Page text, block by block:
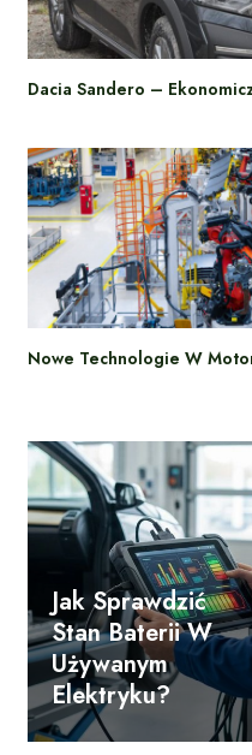
Dacia Sandero –
Nowe Technologie W
Jak Sprawdzić
Stan Baterii W
Używanym
Elektryku?